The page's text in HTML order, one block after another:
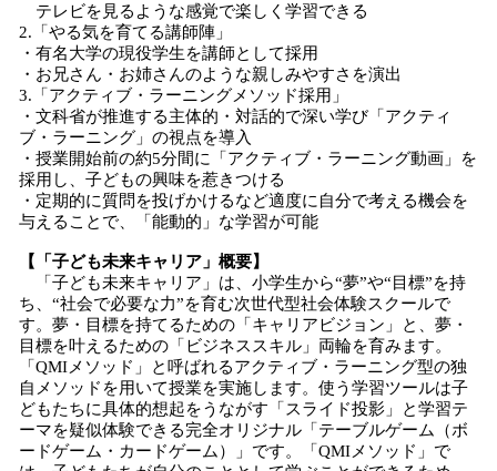
テレビを見るような感覚で楽しく学習できる
2.「やる気を育てる講師陣」
・有名大学の現役学生を講師として採用
・お兄さん・お姉さんのような親しみやすさを演出
3.「アクティブ・ラーニングメソッド採用」
・文科省が推進する主体的・対話的で深い学び「アクティ
ブ・ラーニング」の視点を導入
・授業開始前の約5分間に「アクティブ・ラーニング動画」を
採用し、子どもの興味を惹きつける
・定期的に質問を投げかけるなど適度に自分で考える機会を
与えることで、「能動的」な学習が可能
【「子ども未来キャリア」概要】
「子ども未来キャリア」は、小学生から“夢”や“目標”を持
ち、“社会で必要な力”を育む次世代型社会体験スクールで
す。夢・目標を持てるための「キャリアビジョン」と、夢・
目標を叶えるための「ビジネススキル」両輪を育みます。
「QMIメソッド」と呼ばれるアクティブ・ラーニング型の独
自メソッドを用いて授業を実施します。使う学習ツールは子
どもたちに具体的想起をうながす「スライド投影」と学習テ
ーマを疑似体験できる完全オリジナル「テーブルゲーム（ボ
ードゲーム・カードゲーム）」です。「QMIメソッド」で